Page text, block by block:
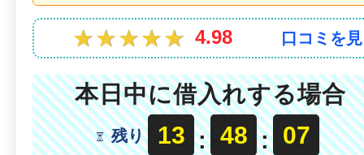
★★★★★
★★★★★ 4.98 口コミを
本日中に借入れする場合
残り 13 : 48 : 05